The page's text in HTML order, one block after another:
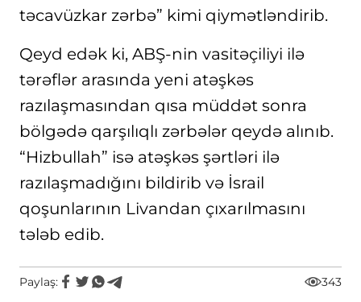
təcavüzkar zərbə” kimi qiymətləndirib.
Qeyd edək ki, ABŞ-nin vasitəçiliyi ilə
tərəflər arasında yeni atəşkəs
razılaşmasından qısa müddət sonra
bölgədə qarşılıqlı zərbələr qeydə alınıb.
“Hizbullah” isə atəşkəs şərtləri ilə
razılaşmadığını bildirib və İsrail
qoşunlarının Livandan çıxarılmasını
tələb edib.
Paylaş: 343